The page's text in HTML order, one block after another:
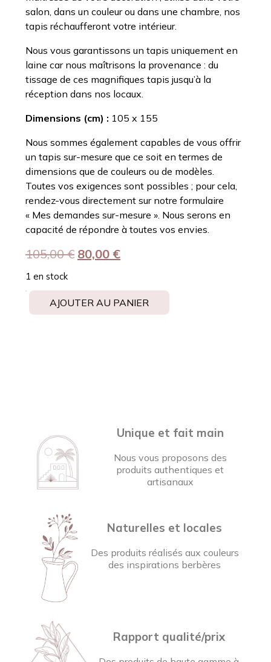
salon, dans un couleur ou dans une chambre, nos
tapis réchaufferont votre intérieur.
Nous vous garantissons un tapis uniquement en
laine car nous maîtrisons la provenance : du
tissage de ces magnifiques tapis jusqu’à la
réception dans nos locaux.
Dimensions (cm) : 105 x 155
Nous sommes également capables de vous offrir
un tapis sur-mesure que ce soit en termes de
dimensions que de couleurs ou de modèles.
Toutes vos exigences sont possibles ; pour cela,
rendez-vous directement sur notre formulaire
« Mes demandes sur-mesure » . Nous serons en
capacité de répondre à toutes vos envies.
105,00€ 80,00 €
1 en stock
AJOUTER AU PANIER
Unique et fait main
Nous vous proposons des
produits authentiques et
artisanaux
Naturelles et locales
Des produits réalisés aux couleurs
des inspirations berbères
Rapport qualité/prix